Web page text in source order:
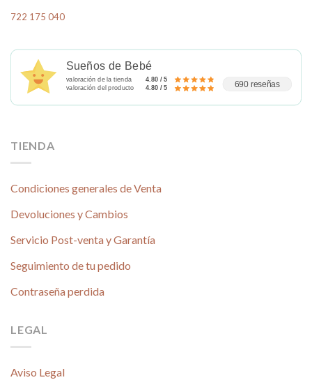
722 175 040
Sueños de Bebé
valoración de la tienda
4.80 / 5
valoración del producto
4.80 / 5 690 reseñas
TIENDA
Condiciones generales de Venta
Devoluciones y Cambios
Servicio Post-venta y Garantía
Seguimiento de tu pedido
Contraseña perdida
LEGAL
Aviso Legal